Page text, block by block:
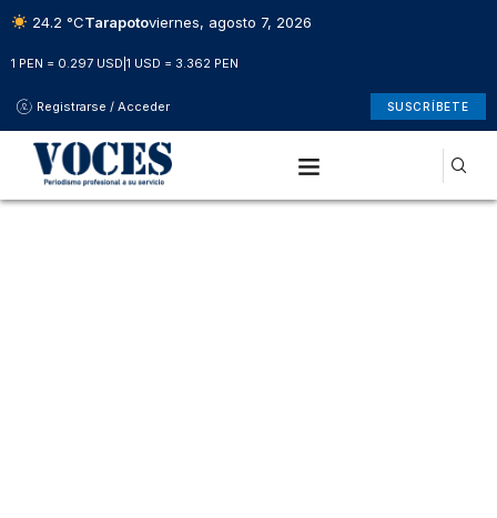
24.2 °CTarapotoviernes, agosto 7, 2026
1 PEN = 0.297 USD 1 USD = 3.362 PEN
Registrarse / Acceder SUSCRÍBETE